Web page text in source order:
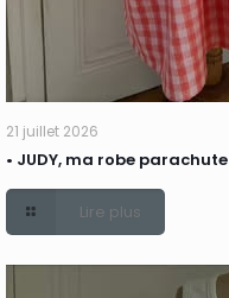
21 juillet 2026
• JUDY, ma robe parachute
Lire plus